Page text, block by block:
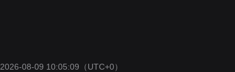
08-09 10:05:09 （UTC+0）